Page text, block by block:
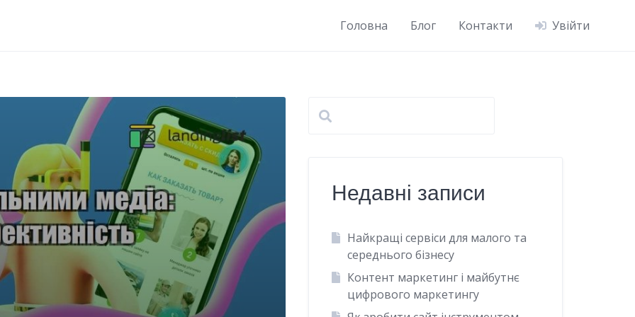
Головна Блог Контакти Увійти
Недавні записи
Найкращі сервіси для малого та
середнього бізнесу
Контент маркетинг і майбутнє
цифрового маркетингу